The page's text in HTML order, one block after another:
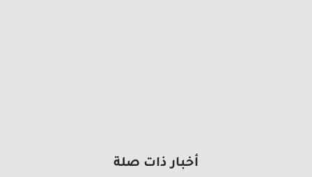
أخبار ذات صلة